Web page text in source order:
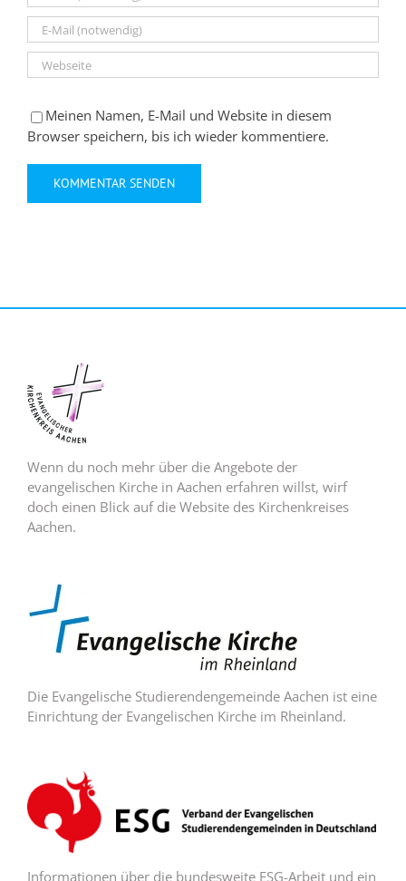
Meinen Namen, E-Mail und Website in diesem
Browser speichern, bis ich wieder kommentiere.
Wenn du noch mehr über die Angebote der
evangelischen Kirche in Aachen erfahren willst, wirf
doch einen Blick auf die Website des Kirchenkreises
Aachen.
Die Evangelische Studierendengemeinde Aachen ist eine
Einrichtung der Evangelischen Kirche im Rheinland.
Informationen über die bundesweite ESG-Arbeit und ein